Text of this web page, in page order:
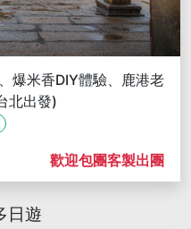
爆米香DIY體驗、鹿港老
北出發)
歡迎包團客製出團
日遊